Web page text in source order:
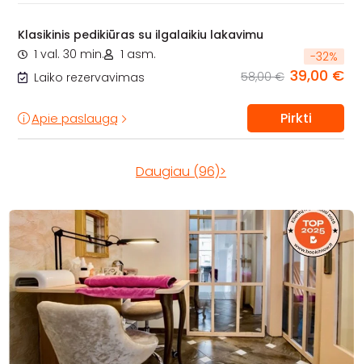
Klasikinis pedikiūras su ilgalaikiu lakavimu
1 val. 30 min.
1 asm.
Laiko rezervavimas
-32%
58,00 € 39,00 €
Apie paslaugą Pirkti
Daugiau (96)>